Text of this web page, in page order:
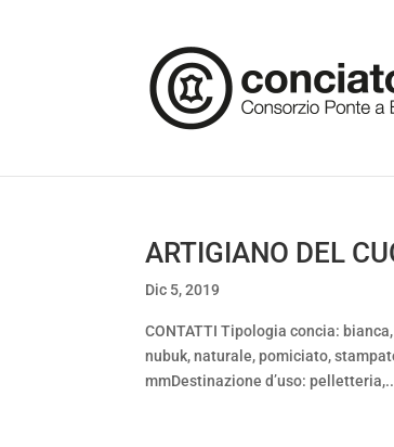
ARTIGIANO DEL
Dic 5, 2019
CONTATTI Tipologia concia:
nubuk, naturale, pomiciato,
mmDestinazione d’uso: